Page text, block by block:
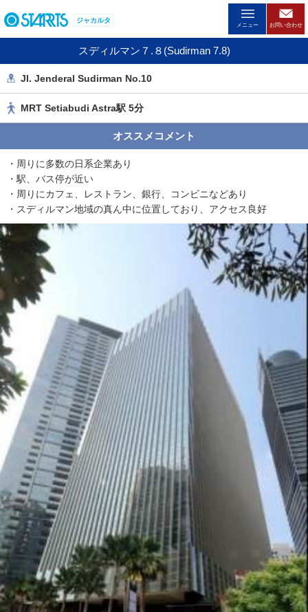
ー
ジ
移
す
で
す
。
ダ
情
報
に
移
動
し
ま
。
本
に
移
動
し
ま
す
。
フ
ジャカルタ
メニュー お問い合わせ
スディルマン７.８(Sudirman 7.8)
Jl. Jenderal Sudirman No.10
MRT Setiabudi Astra駅 5分
オススメコメント
・周りに多数の日系企業あり
・駅、バス停が近い
・周りにカフェ、レストラン、銀行、コンビニなどあり
・スディルマン地域の真ん中に位置しており、アクセス良好